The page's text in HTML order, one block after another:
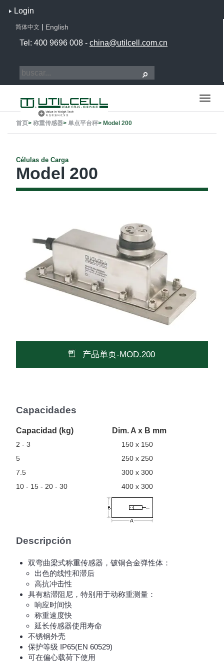
Login
简体中文 | English
Tel: 400 9696 008 - china@utilcell.com.cn
首页> 称重传感器> 单点平台秤> Model 200
Células de Carga
Model 200
产品单页-MOD.200
Capacidades
Capacidad (kg) Dim. A x B mm
2 - 3
150 x 150
5
250 x 250
7.5
300 x 300
10 - 15 - 20 - 30
400 x 300
Descripción
双弯曲梁式称重传感器，铍铜合金弹性体：
出色的线性和滞后
高抗冲击性
具有粘滞阻尼，特别用于动称重测量：
响应时间快
称重速度快
延长传感器使用寿命
不锈钢外壳
保护等级 IP65(EN 60529)
可在偏心载荷下使用